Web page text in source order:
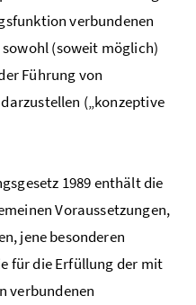
verbundenen
(soweit möglich)
Führung von
(„konzeptive
1989 enthält die
Voraussetzungen,
jene besonderen
für die Erfüllung der mit
verbundenen